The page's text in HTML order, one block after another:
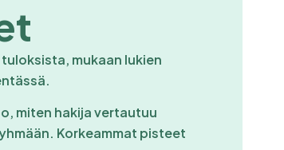
mukaan lukien
miten hakija vertautuu
Korkeammat pisteet